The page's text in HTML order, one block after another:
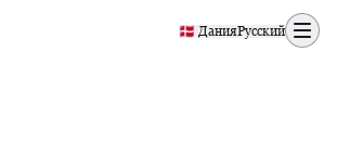
🇩🇰 ДанияРусский